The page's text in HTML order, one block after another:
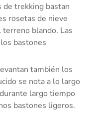
de trekking bastan
rosetas de nieve
blando. Las
bastones
también los
se nota a lo largo
largo tiempo
bastones ligeros.